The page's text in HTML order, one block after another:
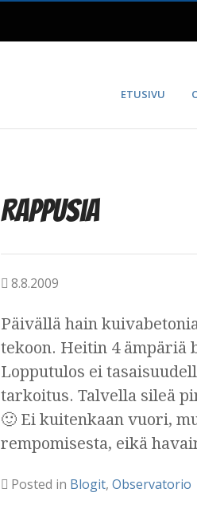
ETUSIVU
Rappusia
8.8.2009
Päivällä hain
tekoon. Heitin 4 ämpäriä
Lopputulos ei
tarkoitus. Talvella sileä
🙂 Ei kuitenkaan vuori,
rempomisesta, eikä
Posted in Blogit, Observatorio